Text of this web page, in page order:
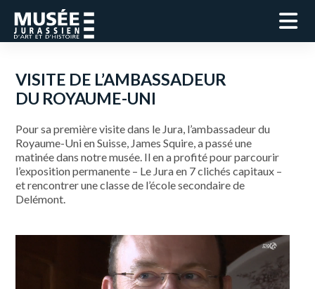
VISITE DE L’AMBASSADEUR
DU ROYAUME-UNI
Pour sa première visite dans le Jura, l’ambassadeur du
Royaume-Uni en Suisse, James Squire, a passé une
matinée dans notre musée. Il en a profité pour parcourir
l’exposition permanente – Le Jura en 7 clichés capitaux –
et rencontrer une classe de l’école secondaire de
Delémont.